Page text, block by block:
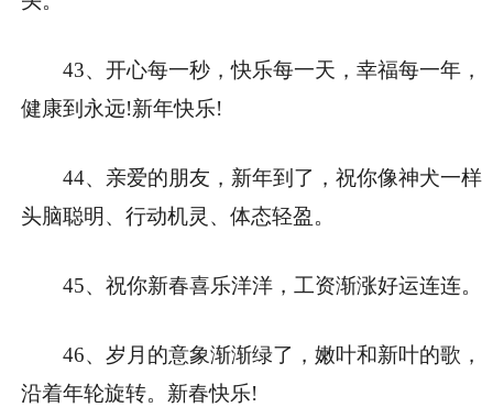
43、开心每一秒，快乐每一天，幸福每一年，
健康到永远!新年快乐!
44、亲爱的朋友，新年到了，祝你像神犬一样
头脑聪明、行动机灵、体态轻盈。
45、祝你新春喜乐洋洋，工资渐涨好运连连。
46、岁月的意象渐渐绿了，嫩叶和新叶的歌，
沿着年轮旋转。新春快乐!